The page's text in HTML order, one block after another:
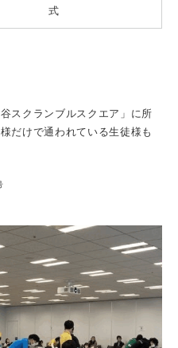
式
スクランブルスクエア」に所
だけで通われている生徒様も